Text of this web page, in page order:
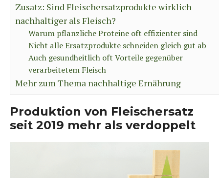
Zusatz: Sind Fleischersatzprodukte wirklich
nachhaltiger als Fleisch?
Warum pflanzliche Proteine oft effizienter sind
Nicht alle Ersatzprodukte schneiden gleich gut ab
Auch gesundheitlich oft Vorteile gegenüber
verarbeitetem Fleisch
Mehr zum Thema nachhaltige Ernährung
Produktion von Fleischersatz
seit 2019 mehr als verdoppelt